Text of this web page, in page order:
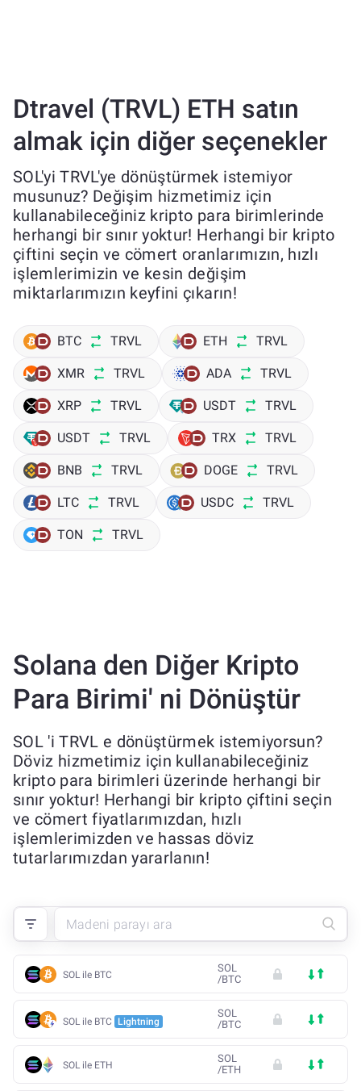
Dtravel (TRVL) ETH satın
almak için diğer seçenekler
SOL'yi TRVL'ye dönüştürmek istemiyor
musunuz? Değişim hizmetimiz için
kullanabileceğiniz kripto para birimlerinde
herhangi bir sınır yoktur! Herhangi bir kripto
çiftini seçin ve cömert oranlarımızın, hızlı
işlemlerimizin ve kesin değişim
miktarlarımızın keyfini çıkarın!
BTC TRVL ETH TRVL
XMR TRVL ADA TRVL
XRP TRVL USDT TRVL
USDT TRVL TRX TRVL
BNB TRVL DOGE TRVL
LTC TRVL USDC TRVL
TON TRVL
Solana den Diğer Kripto
Para Birimi' ni Dönüştür
SOL 'i TRVL e dönüştürmek istemiyorsun?
Döviz hizmetimiz için kullanabileceğiniz
kripto para birimleri üzerinde herhangi bir
sınır yoktur! Herhangi bir kripto çiftini seçin
ve cömert fiyatlarımızdan, hızlı
işlemlerimizden ve hassas döviz
tutarlarımızdan yararlanın!
SOL ile BTC
SOL
/BTC
SOL ile BTC Lightning
SOL
/BTC
SOL ile ETH
SOL
/ETH